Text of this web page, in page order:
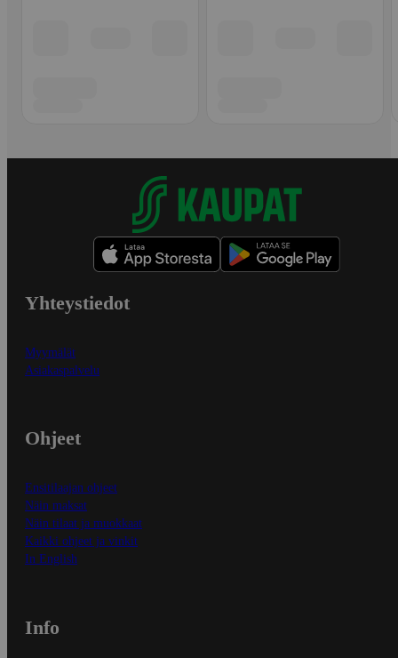
Yhteystiedot
Myymälät
Asiakaspalvelu
Ohjeet
Ensitilaajan ohjeet
Näin maksat
Näin tilaat ja muokkaat
Kaikki ohjeet ja vinkit
In English
Info